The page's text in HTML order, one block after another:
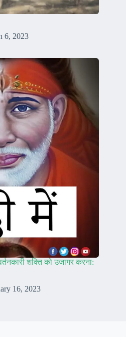
6, 2023
शक्ति को उजागर करना:
16, 2023